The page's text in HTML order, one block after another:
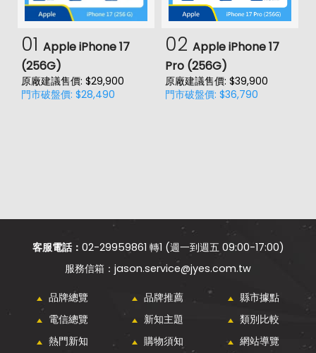
01 Apple iPhone 17
(256G)
原廠建議售價: $29,900
門市破盤價: $28,490
02 Apple iPhone 17
Pro (256G)
原廠建議售價: $39,900
門市破盤價: $36,790
客服電話： 02-29959861 轉1 (週一到週五 09:00-17:00)
jason.service@jyes.com.tw
品牌總覽 品牌推薦
縣市據點
電信總覽
新知主題
類別比較
熱門新知
購物須知 網站導覽